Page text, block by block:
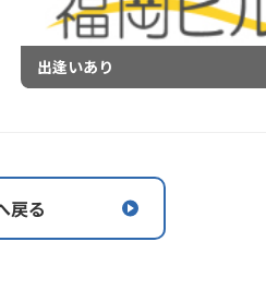
出逢いあり
戻る